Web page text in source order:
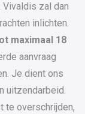
. Vivaldis zal dan
inlichten.
maximaal 18
aanvraag
Je dient ons
uitzendarbeid.
te overschrijden,